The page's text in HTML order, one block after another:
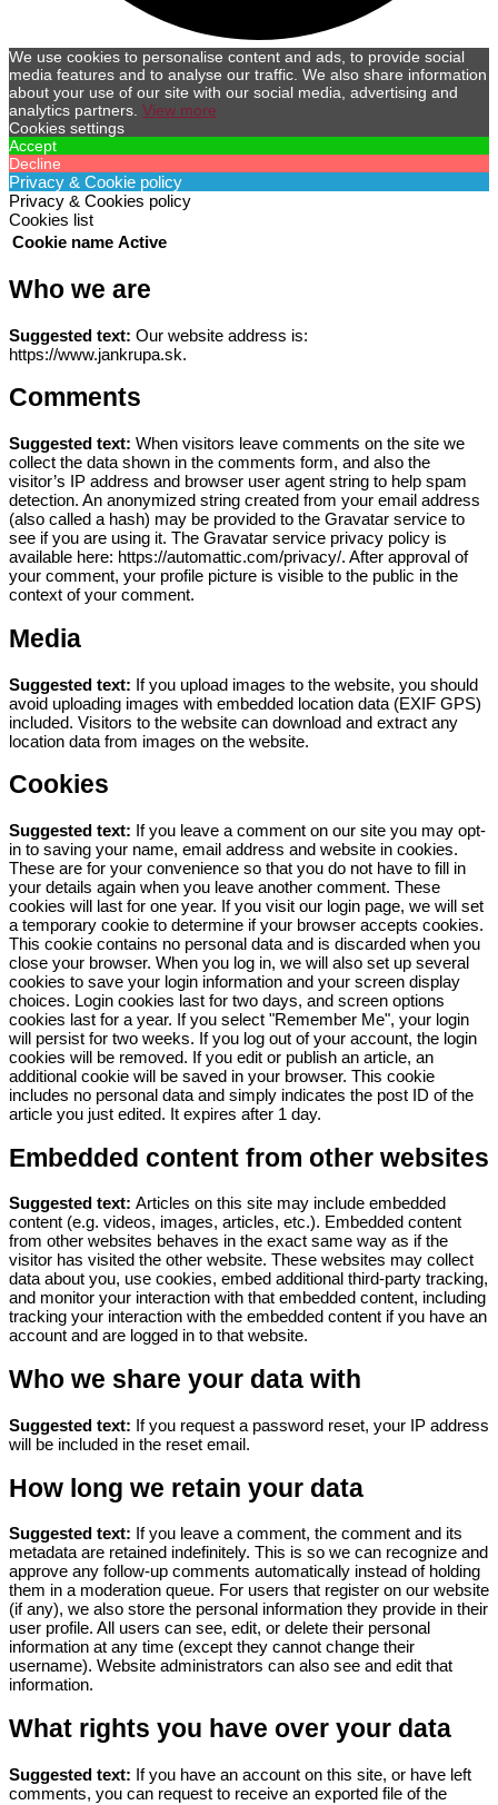
We use cookies to personalise content and ads, to provide social
media features and to analyse our traffic. We also share information
about your use of our site with our social media, advertising and
analytics partners. View more
Cookies settings
Accept
Decline
Privacy & Cookie policy
Privacy & Cookies policy
Cookies list
Cookie name Active
Who we are
Suggested text: Our website address is:
https://www.jankrupa.sk.
Comments
Suggested text: When visitors leave comments on the site we
collect the data shown in the comments form, and also the
visitor’s IP address and browser user agent string to help spam
detection. An anonymized string created from your email address
(also called a hash) may be provided to the Gravatar service to
see if you are using it. The Gravatar service privacy policy is
available here: https://automattic.com/privacy/. After approval of
your comment, your profile picture is visible to the public in the
context of your comment.
Media
Suggested text: If you upload images to the website, you should
avoid uploading images with embedded location data (EXIF GPS)
included. Visitors to the website can download and extract any
location data from images on the website.
Cookies
Suggested text: If you leave a comment on our site you may opt-
in to saving your name, email address and website in cookies.
These are for your convenience so that you do not have to fill in
your details again when you leave another comment. These
cookies will last for one year. If you visit our login page, we will set
a temporary cookie to determine if your browser accepts cookies.
This cookie contains no personal data and is discarded when you
close your browser. When you log in, we will also set up several
cookies to save your login information and your screen display
choices. Login cookies last for two days, and screen options
cookies last for a year. If you select "Remember Me", your login
will persist for two weeks. If you log out of your account, the login
cookies will be removed. If you edit or publish an article, an
additional cookie will be saved in your browser. This cookie
includes no personal data and simply indicates the post ID of the
article you just edited. It expires after 1 day.
Embedded content from other websites
Suggested text: Articles on this site may include embedded
content (e.g. videos, images, articles, etc.). Embedded content
from other websites behaves in the exact same way as if the
visitor has visited the other website. These websites may collect
data about you, use cookies, embed additional third-party tracking,
and monitor your interaction with that embedded content, including
tracking your interaction with the embedded content if you have an
account and are logged in to that website.
Who we share your data with
Suggested text: If you request a password reset, your IP address
will be included in the reset email.
How long we retain your data
Suggested text: If you leave a comment, the comment and its
metadata are retained indefinitely. This is so we can recognize and
approve any follow-up comments automatically instead of holding
them in a moderation queue. For users that register on our website
(if any), we also store the personal information they provide in their
user profile. All users can see, edit, or delete their personal
information at any time (except they cannot change their
username). Website administrators can also see and edit that
information.
What rights you have over your data
Suggested text: If you have an account on this site, or have left
comments, you can request to receive an exported file of the